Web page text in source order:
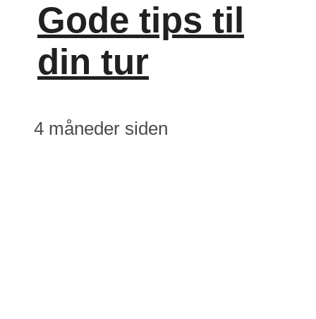
Gode tips til
din tur
4 måneder siden